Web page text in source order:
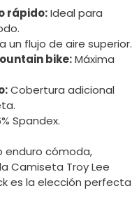
rápido:Ideal para
un flujo de aire superior.
bike:Máxima
Cobertura adicional
Spandex.
enduro cómoda,
Camiseta Troy Lee
es la elección perfecta